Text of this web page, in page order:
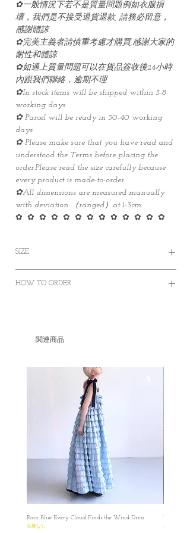
✿一般情況下若不是質量問題例如衣服損
壞，我們是不接受退貨退款, 請務必留意，
感謝體諒
✿完美主義者請慎重考慮才購買,感謝大家的
耐性和體諒
✿如遇上質量問題可以在貨品簽收後24小時
內跟我們聯絡，逾期不理
✿In stock items will be shipped within 3-8
working days
✿ Parcel will be ready in 30-40 working
days
✿ Please make sure that you have read and
understood the Terms before placing the
order.Please read the size carefully because
every product is made-to-order.
✿All dimensions are measured manually
with deviation （ranged）at 1-3cm.
✿ ✿ ✿ ✿ ✿ ✿ ✿ ✿ ✿ ✿ ✿ ✿ ✿
SIZE
S
✿ ✿ ✿ ✿ ✿ ✿ ✿✿ ✿ ✿ ✿ ✿ ✿ ✿
Sample Dress in the pictures:
Length:90 cm (STRAP NOT INCLUDED)
Waist: 72-85 cm
Model: 160cm/44kg
✿ ✿ ✿ ✿ ✿ ✿ ✿ ✿ ✿ ✿ ✿ ✿ ✿ ✿
圖片是在白光燈之下拍攝的（偏藍），影片
都是在陽光下直出，顏色偏黃，比較接近布
料的實際顏色
All dimensions are measured manually with
deviation （ranged）at 1-3cm.
HOW TO ORDER
✿Free Standard Shipping is offered on orders
✿Door to Door service of SF express
✿Some photos are for sample purposes only,
colour may vary Please manage your
✿No cancellation of Pre-orders.
✿台灣和澳門地區HKD1500包郵
✿某些地區因為疫情問題只能用海運
✿因台灣海關的需要，台灣客人請填寫中文
全名和身份證或居留證號碼作認證用途。 如
有任何疑問想再作查詢，歡迎透過此網站或
者IG聯絡我們。 如果在訂單上因私隱問題不
索取，保障雙方資料。
関連商品
Rain Blue Every Cloud Finds the Wind Dress
在庫なし
Ivory
在庫なし